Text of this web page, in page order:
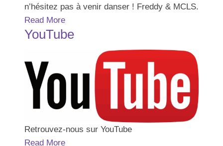
n’hésitez pas à venir danser ! Freddy & MCLS.
Read More
YouTube
Retrouvez-nous sur YouTube
Read More